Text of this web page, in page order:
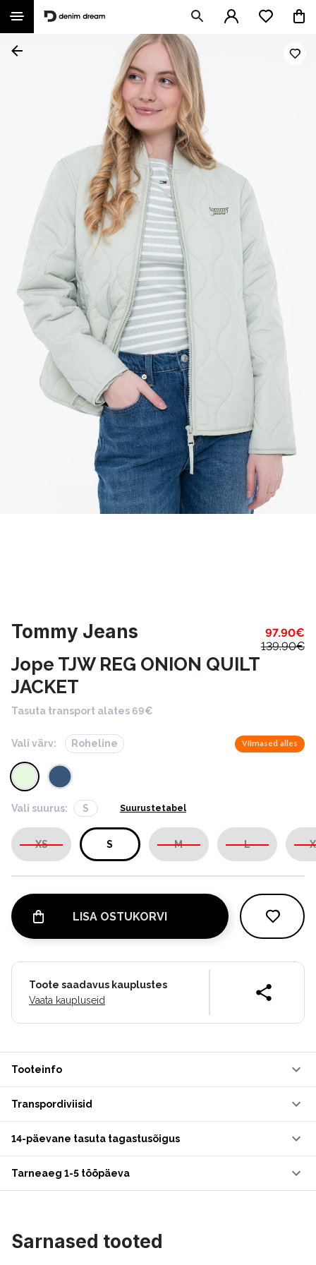
Tommy Jeans 97.90€
139.90€
Jope TJW REG ONION QUILT
JACKET
Tasuta transport alates 69€
Vali värv: Roheline Viimased alles
Vali suurus: S Suurustetabel
XS S M L
LISA OSTUKORVI
Toote saadavus kauplustes
Vaata kaupluseid
Tooteinfo
Transpordiviisid
14-päevane tasuta tagastusõigus
Tarneaeg 1-5 tööpäeva
Sarnased tooted